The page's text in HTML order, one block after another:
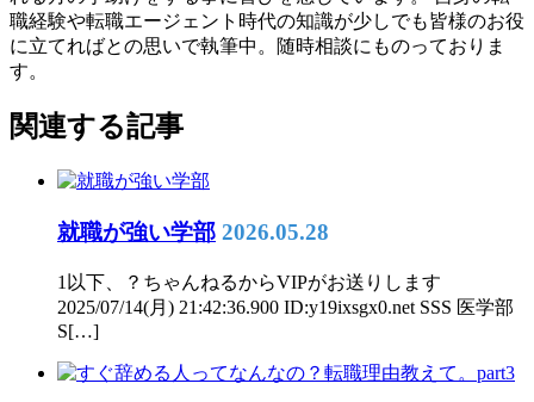
職経験や転職エージェント時代の知識が少しでも皆様のお役
に立てればとの思いで執筆中。随時相談にものっておりま
す。
関連する記事
就職が強い学部 2026.05.28
1以下、？ちゃんねるからVIPがお送りします
2025/07/14(月) 21:42:36.900 ID:y19ixsgx0.net SSS 医学部
S[…]